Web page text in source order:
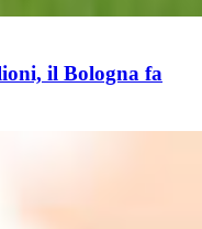
il Bologna fa